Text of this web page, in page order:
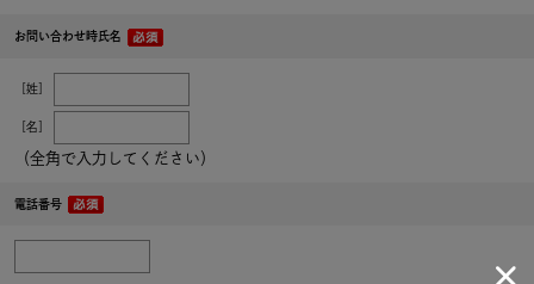
お問い合わせ時氏名
［姓］
［名］
（全角で入力してください）
電話番号